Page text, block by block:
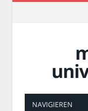
NAVIGIEREN